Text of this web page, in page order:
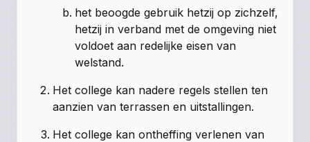
het beoogde gebruik hetzij op zichzelf,
hetzij in verband met de omgeving niet
voldoet aan redelijke eisen van
welstand.
Het college kan nadere regels stellen ten
aanzien van terrassen en uitstallingen.
Het college kan ontheffing verlenen van